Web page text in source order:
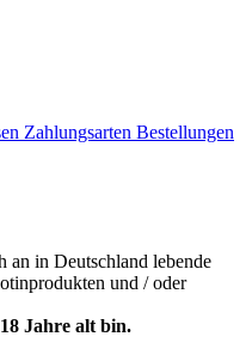
Zahlungsarten Bestellungen
an in Deutschland lebende
und / oder
Jahre alt bin.